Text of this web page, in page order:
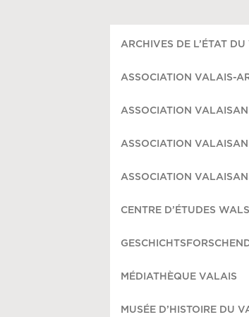
ARCHIVES DE L’ÉTAT
ASSOCIATION VALAIS-
ASSOCIATION
ASSOCIATION
ASSOCIATION
CENTRE D’ÉTUDES
MÉDIATHÈQUE VALAIS
MUSÉE D’HISTOIRE DU